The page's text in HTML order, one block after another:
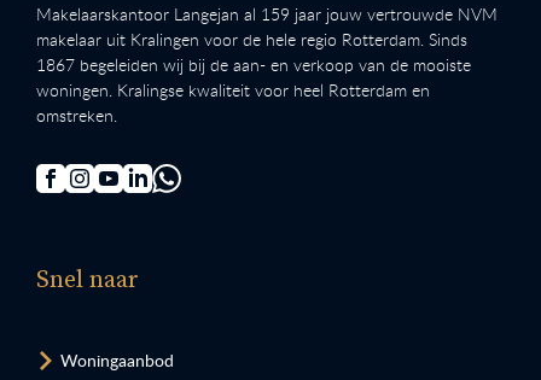
Makelaarskantoor Langejan al 159 jaar jouw vertrouwde NVM
makelaar uit Kralingen voor de hele regio Rotterdam. Sinds
1867 begeleiden wij bij de aan- en verkoop van de mooiste
woningen. Kralingse kwaliteit voor heel Rotterdam en
omstreken.
Snel naar
Woningaanbod